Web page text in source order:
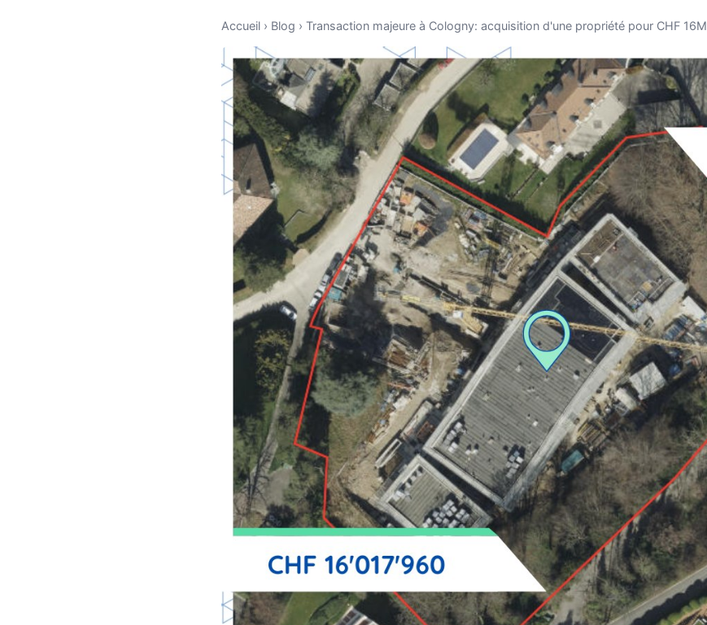
Accueil › Blog › Transaction majeure à Cologny: acquisition d'une propriété pour CHF 16M